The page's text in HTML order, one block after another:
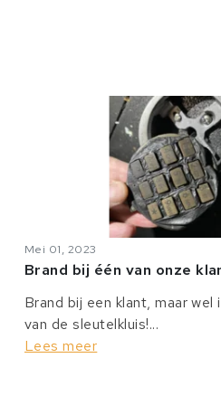
Mei 01, 2023
Brand bij één van onze
Brand bij een klant, maar wel
van de sleutelkluis!...
Lees meer